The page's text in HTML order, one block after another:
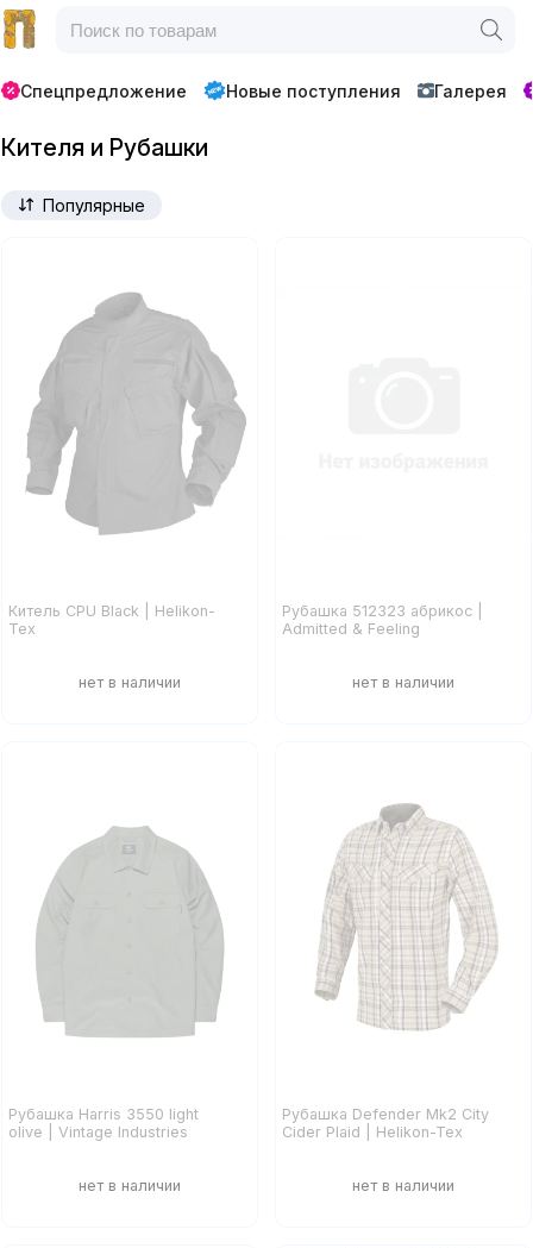
Спецпредложение Новые поступления Галерея
Кителя и Рубашки
Популярные
Китель CPU Black | Helikon-
Tex
Рубашка 512323 абрикос |
Admitted & Feeling
Рубашка Harris 3550 light
olive | Vintage Industries
Рубашка Defender Mk2 City
Cider Plaid | Helikon-Tex